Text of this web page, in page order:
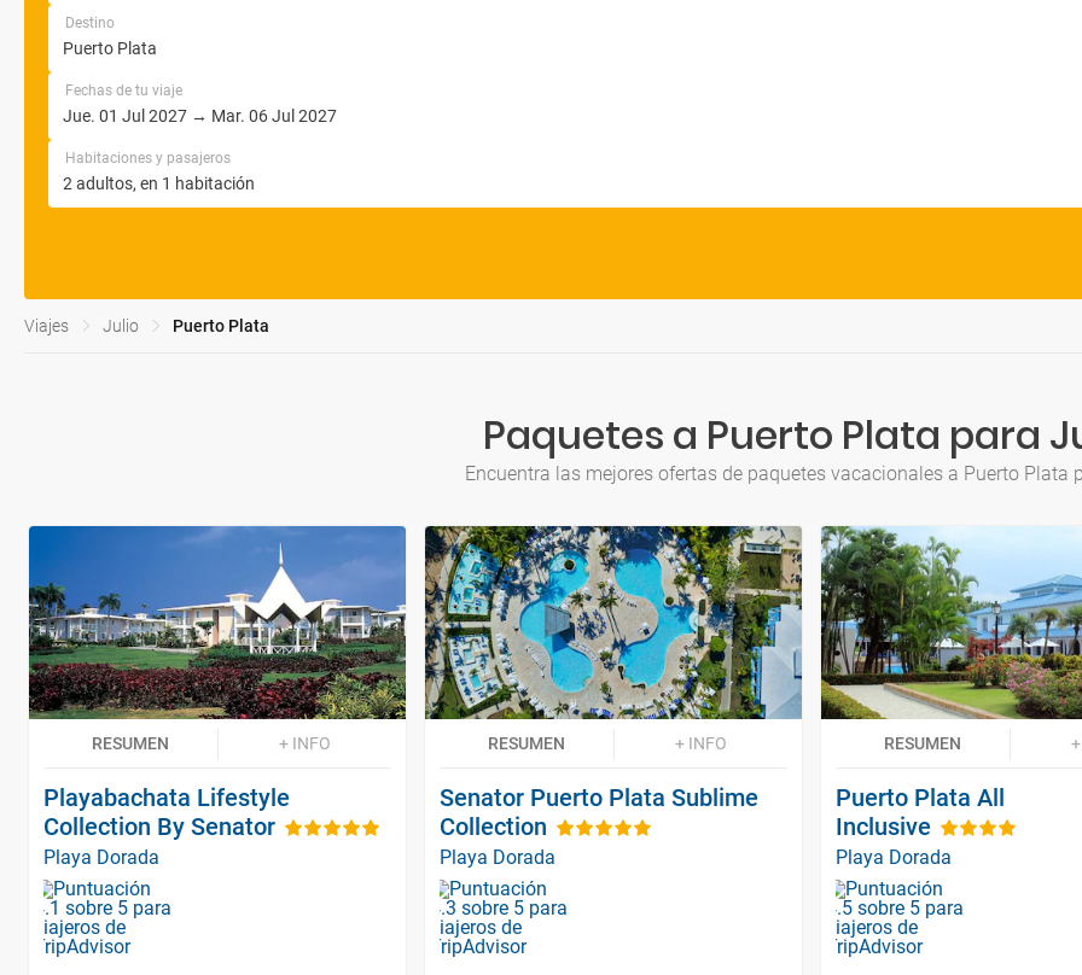
Destino
Fechas de tu viaje
Habitaciones y pasajeros
Viajes Julio Puerto Plata
Paquetes a Puerto Plata para
Encuentra las mejores ofertas de paquetes vacacionales a Puerto Plata
RESUMEN + INFO
Playabachata Lifestyle
Collection By Senator
Playa Dorada
RESUMEN + INFO
Senator Puerto Plata Sublime
Collection
Playa Dorada
RESUMEN
Puerto Plata All
Inclusive
Playa Dorada